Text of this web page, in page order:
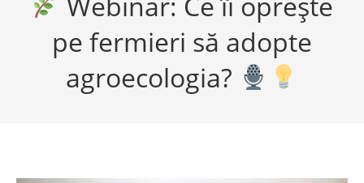
pe fermieri să adopte
agroecologia?